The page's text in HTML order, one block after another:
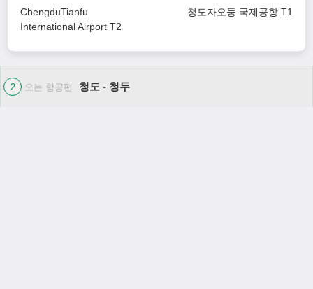
ChengduTianfu
International Airport T2
청도자오둥 국제공항 T1
2 오는 항공편 청도 - 청두